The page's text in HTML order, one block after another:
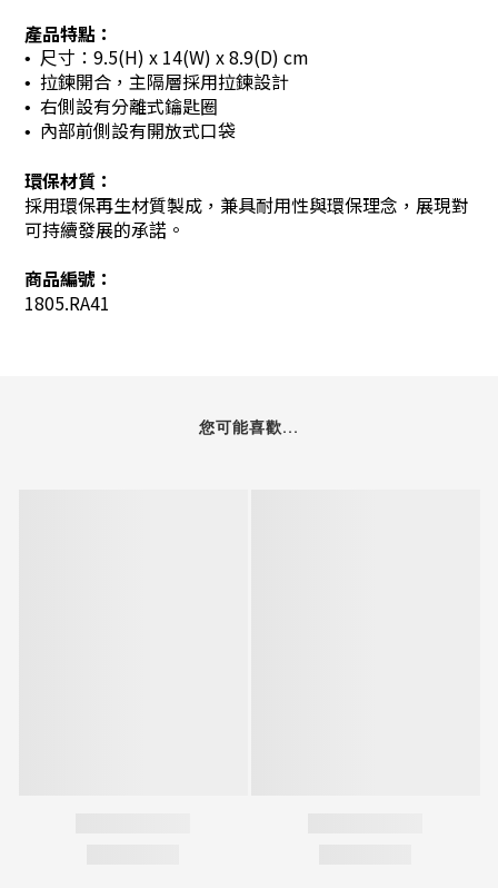
產品特點：
• 尺寸： 9.5(H) x 14(W) x 8.9(D) cm
• 拉鍊開合，主隔層採用拉鍊設計
• 右側設有分離式鑰匙圈
• 內部前側設有開放式口袋
環保材質：
採用環保再生材質製成，兼具耐用性與環保理念，展現對
可持續發展的承諾。
商品編號：
1805.RA41
您可能喜歡...